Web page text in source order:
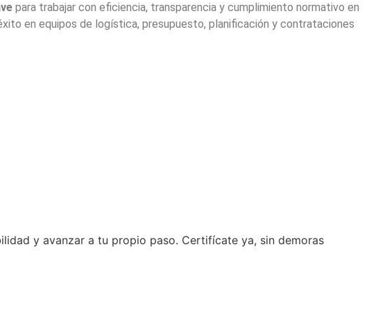
para trabajar con eficiencia, transparencia y cumplimiento normativo en
en equipos de logística, presupuesto, planificación y contrataciones
y avanzar a tu propio paso. Certifícate ya, sin demoras